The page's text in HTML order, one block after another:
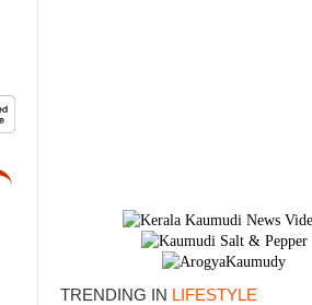
TRENDING IN LIFESTYLE